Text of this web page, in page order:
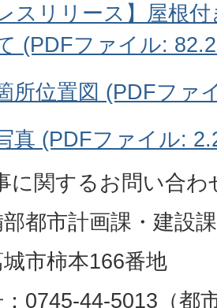
スリリース】屋根
(PDFファイル:
所位置図 (PDFファ
真 (PDFファイル:
に関するお問い合わ
都市計画課・建設課
市柿本166番地
0745-44-5013（都